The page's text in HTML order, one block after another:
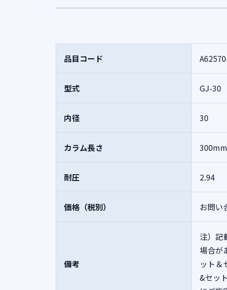
品目コード
型式 GJ-30
内径 30
カラム長さ 300mm
耐圧 2.94
価格（税別） お問い
備考
注）記
場合が
ット＆
&セッ